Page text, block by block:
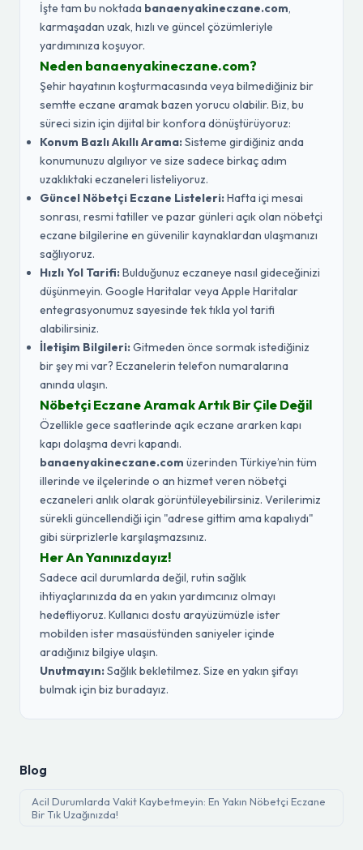
İşte tam bu noktada banaenyakineczane.com,
karmaşadan uzak, hızlı ve güncel çözümleriyle
yardımınıza koşuyor.
Neden banaenyakineczane.com?
Şehir hayatının koşturmacasında veya bilmediğiniz bir
semtte eczane aramak bazen yorucu olabilir. Biz, bu
süreci sizin için dijital bir konfora dönüştürüyoruz:
Konum Bazlı Akıllı Arama:Sisteme girdiğiniz anda
konumunuzu algılıyor ve size sadece birkaç adım
uzaklıktaki eczaneleri listeliyoruz.
Güncel Nöbetçi Eczane Listeleri:Hafta içi mesai
sonrası, resmi tatiller ve pazar günleri açık olan nöbetçi
eczane bilgilerine en güvenilir kaynaklardan ulaşmanızı
sağlıyoruz.
Hızlı Yol Tarifi:Bulduğunuz eczaneye nasıl gideceğinizi
düşünmeyin. Google Haritalar veya Apple Haritalar
entegrasyonumuz sayesinde tek tıkla yol tarifi
alabilirsiniz.
İletişim Bilgileri:Gitmeden önce sormak istediğiniz
bir şey mi var? Eczanelerin telefon numaralarına
anında ulaşın.
Nöbetçi Eczane Aramak Artık Bir Çile Değil
Özellikle gece saatlerinde açık eczane ararken kapı
kapı dolaşma devri kapandı.
banaenyakineczane.com üzerinden Türkiye’nin tüm
illerinde ve ilçelerinde o an hizmet veren nöbetçi
eczaneleri anlık olarak görüntüleyebilirsiniz. Verilerimiz
sürekli güncellendiği için "adrese gittim ama kapalıydı"
gibi sürprizlerle karşılaşmazsınız.
Her An Yanınızdayız!
Sadece acil durumlarda değil, rutin sağlık
ihtiyaçlarınızda da en yakın yardımcınız olmayı
hedefliyoruz. Kullanıcı dostu arayüzümüzle ister
mobilden ister masaüstünden saniyeler içinde
aradığınız bilgiye ulaşın.
Unutmayın:Sağlık bekletilmez. Size en yakın şifayı
bulmak için biz buradayız.
Blog
Acil Durumlarda Vakit Kaybetmeyin: En Yakın Nöbetçi Eczane
Bir Tık Uzağınızda!